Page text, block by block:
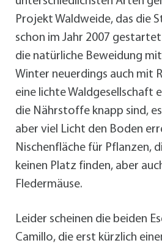
Projekt Waldweide, das die
schon im Jahr 2007
die natürliche Beweidung
Winter neuerdings auch mit
eine lichte Waldgesellschaft
die Nährstoffe knapp sind,
aber viel Licht den Boden
Nischenfläche für Pflanzen,
keinen Platz finden, aber
Fledermäuse.
Leider scheinen die beiden
Camillo, die erst kürzlich